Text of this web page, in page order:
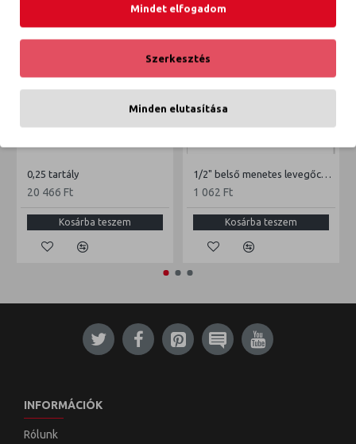
0,25 tartály
20 466 Ft
Kosárba teszem
1/2" belső menetes levegőcsatlakozó
1 062 Ft
Kosárba teszem
INFORMÁCIÓK
Rólunk
Mindet elfogadom
Szerkesztés
Minden elutasítása